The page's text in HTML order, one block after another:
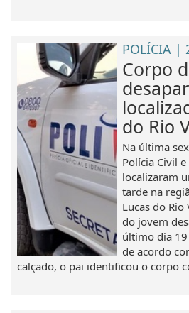
POLÍCIA |
Corpo
do Rio
Na última
Polícia Civil
localizaram
tarde na
Lucas do
do jovem
último dia
de acordo
calçado, o pai identificou o corpo